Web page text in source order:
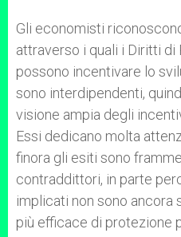
Gli economisti
attraverso i quali i Diritti
possono incentivare lo
sono interdipendenti,
visione ampia degli
Essi dedicano molta
finora gli esiti sono
contraddittori, in parte
implicati non sono ancora
più efficace di protezione